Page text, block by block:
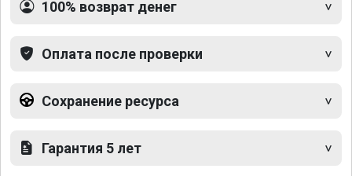
100% возврат денег
Оплата после проверки
Сохранение ресурса
Гарантия 5 лет